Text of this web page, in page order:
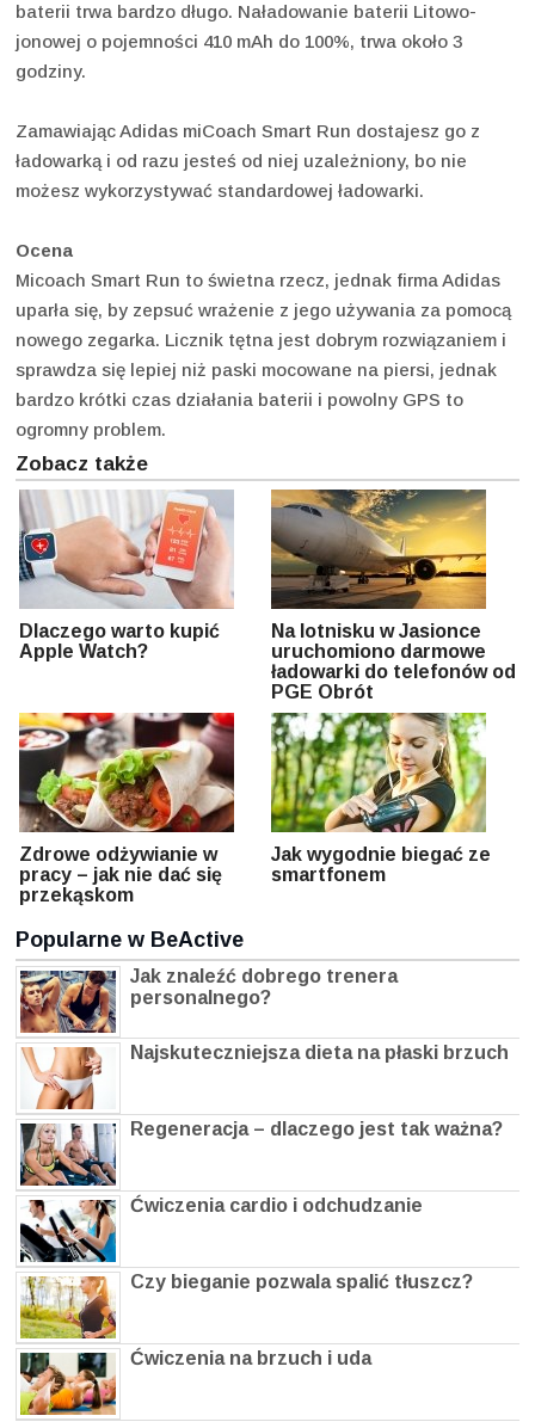
baterii trwa bardzo długo. Naładowanie baterii Litowo-
jonowej o pojemności 410 mAh do 100%, trwa około 3
godziny.
Zamawiając Adidas miCoach Smart Run dostajesz go z
ładowarką i od razu jesteś od niej uzależniony, bo nie
możesz wykorzystywać standardowej ładowarki.
Ocena
Micoach Smart Run to świetna rzecz, jednak firma Adidas
uparła się, by zepsuć wrażenie z jego używania za pomocą
nowego zegarka. Licznik tętna jest dobrym rozwiązaniem i
sprawdza się lepiej niż paski mocowane na piersi, jednak
bardzo krótki czas działania baterii i powolny GPS to
ogromny problem.
Zobacz także
Dlaczego warto kupić
Apple Watch?
Na lotnisku w Jasionce
uruchomiono darmowe
ładowarki do telefonów od
PGE Obrót
Zdrowe odżywianie w
pracy – jak nie dać się
przekąskom
Jak wygodnie biegać ze
smartfonem
Popularne w BeActive
Jak znaleźć dobrego trenera
personalnego?
Najskuteczniejsza dieta na płaski brzuch
Regeneracja – dlaczego jest tak ważna?
Ćwiczenia cardio i odchudzanie
Czy bieganie pozwala spalić tłuszcz?
Ćwiczenia na brzuch i uda